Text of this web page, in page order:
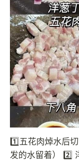
1️⃣五花肉焯水后
发的水留着） 2️⃣